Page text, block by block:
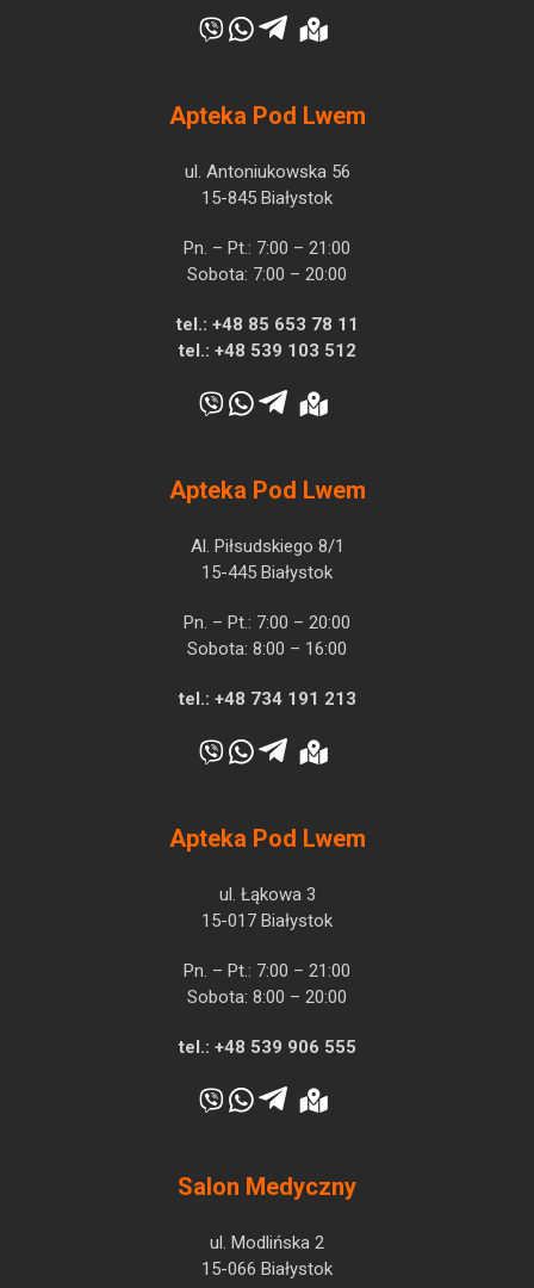
Apteka Pod Lwem
ul. Antoniukowska 56
15-845 Białystok
Pn. – Pt.: 7:00 – 21:00
Sobota: 7:00 – 20:00
tel.: +48 85 653 78 11
tel.: +48 539 103 512
Apteka Pod Lwem
Al. Piłsudskiego 8/1
15-445 Białystok
Pn. – Pt.: 7:00 – 20:00
Sobota: 8:00 – 16:00
tel.: +48 734 191 213
Apteka Pod Lwem
ul. Łąkowa 3
15-017 Białystok
Pn. – Pt.: 7:00 – 21:00
Sobota: 8:00 – 20:00
tel.: +48 539 906 555
Salon Medyczny
ul. Modlińska 2
15-066 Białystok